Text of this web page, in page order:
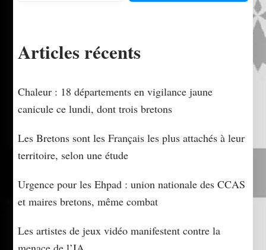
Articles récents
Chaleur : 18 départements en vigilance jaune
canicule ce lundi, dont trois bretons
Les Bretons sont les Français les plus attachés à leur
territoire, selon une étude
Urgence pour les Ehpad : union nationale des CCAS
et maires bretons, même combat
Les artistes de jeux vidéo manifestent contre la